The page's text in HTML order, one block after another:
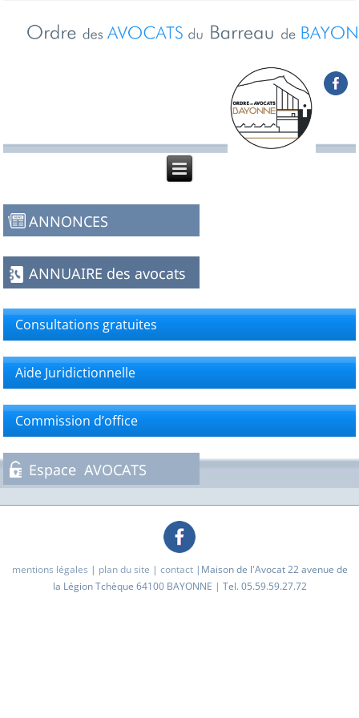
Consultations gratuites
Aide Juridictionnelle
Commission d’office
mentions légales | plan du site | contact|Maison de l'Avocat 22 avenue de
la Légion Tchèque 64100 BAYONNE | Tel. 05.59.59.27.72